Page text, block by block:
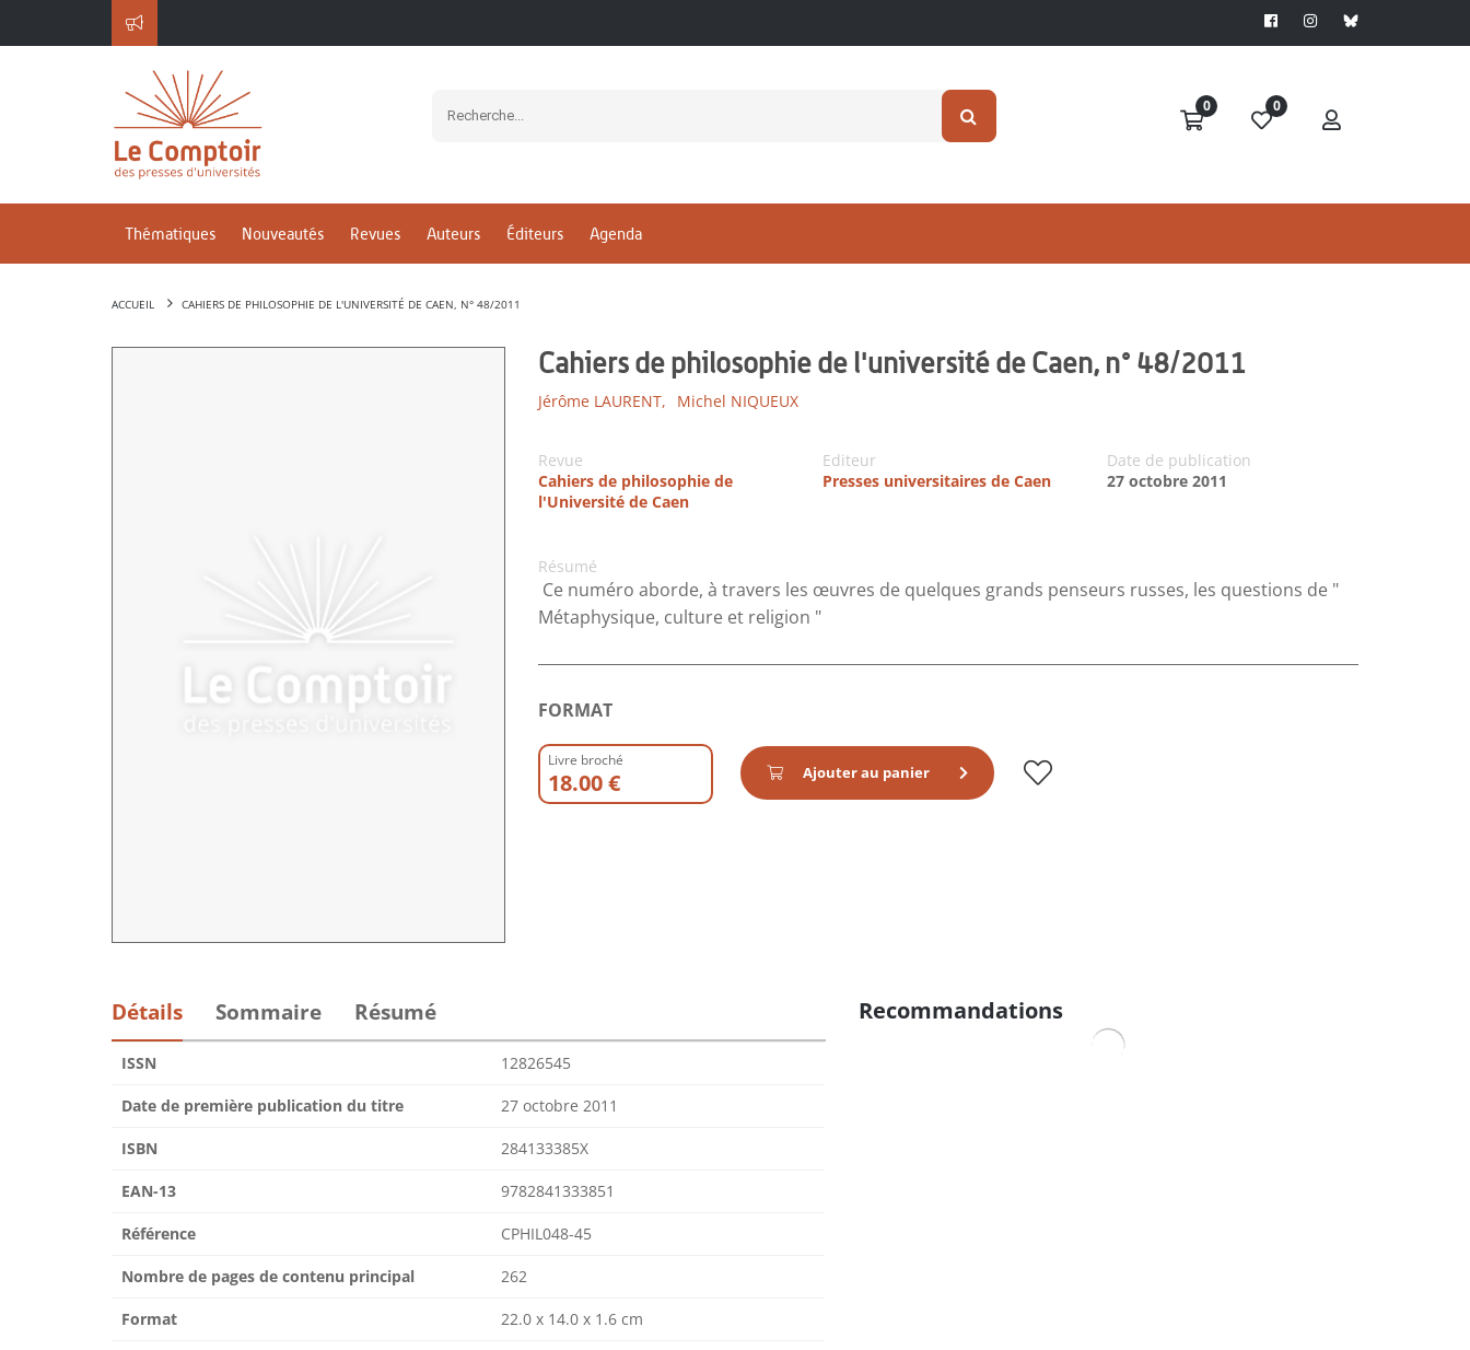
0 0
Thématiques Nouveautés Revues Auteurs Éditeurs Agenda
ACCUEIL CAHIERS DE PHILOSOPHIE DE L'UNIVERSITÉ DE CAEN, N° 48/2011
Cahiers de philosophie de l'université de Caen, n° 48/2011
Jérôme LAURENT, Michel NIQUEUX
Revue
Cahiers de philosophie de
l'Université de Caen
Editeur
Presses universitaires de Caen
Date de publication
27 octobre 2011
Résumé
Ce numéro aborde, à travers les œuvres de quelques grands penseurs russes, les questions de "
Métaphysique, culture et religion "
FORMAT
Livre broché
18.00 € Ajouter au panier
Détails Sommaire Résumé
ISSN 12826545
Date de première publication du titre 27 octobre 2011
ISBN 284133385X
EAN-13 9782841333851
Référence CPHIL048-45
Nombre de pages de contenu principal 262
Format 22.0 x 14.0 x 1.6 cm
Recommandations